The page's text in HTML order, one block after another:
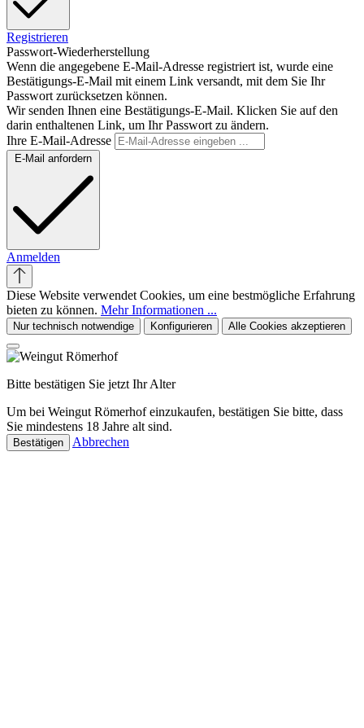
Registrieren
Passwort-Wiederherstellung
Wenn die angegebene E-Mail-Adresse registriert ist, wurde eine
Bestätigungs-E-Mail mit einem Link versandt, mit dem Sie Ihr
Passwort zurücksetzen können.
Wir senden Ihnen eine Bestätigungs-E-Mail. Klicken Sie auf den
darin enthaltenen Link, um Ihr Passwort zu ändern.
Ihre E-Mail-Adresse
E-Mail anfordern
Anmelden
Diese Website verwendet Cookies, um eine bestmögliche Erfahrung
bieten zu können. Mehr Informationen ...
Nur technisch notwendige Konfigurieren Alle Cookies akzeptieren
Bitte bestätigen Sie jetzt Ihr Alter
Um bei Weingut Römerhof einzukaufen, bestätigen Sie bitte, dass
Sie mindestens 18 Jahre alt sind.
Bestätigen Abbrechen